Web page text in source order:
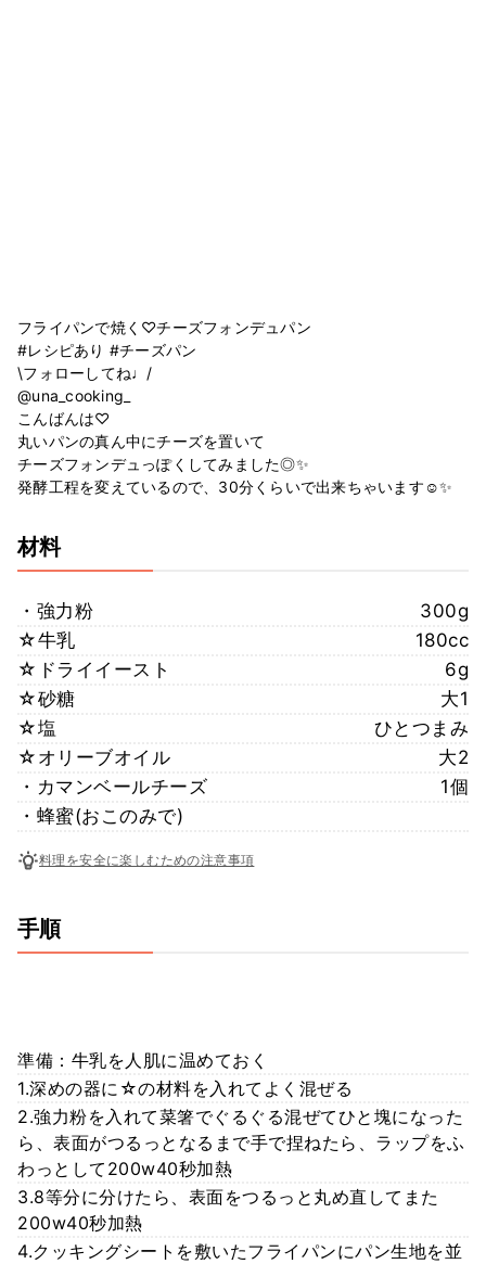
フライパンで焼く♡チーズフォンデュパン
#レシピあり #チーズパン
\フォローしてね♩/
@una_cooking_
こんばんは♡
丸いパンの真ん中にチーズを置いて
チーズフォンデュっぽくしてみました◎✨
発酵工程を変えているので、30分くらいで出来ちゃいます☺️✨
材料
・強力粉
300g
☆牛乳
180cc
☆ドライイースト
6g
☆砂糖
大1
☆塩
ひとつまみ
☆オリーブオイル
大2
・カマンベールチーズ
1個
・蜂蜜(おこのみで)
料理を安全に楽しむための注意事項
手順
準備：牛乳を人肌に温めておく
1.深めの器に☆の材料を入れてよく混ぜる
2.強力粉を入れて菜箸でぐるぐる混ぜてひと塊になった
ら、表面がつるっとなるまで手で捏ねたら、ラップをふ
わっとして200w40秒加熱
3.8等分に分けたら、表面をつるっと丸め直してまた
200w40秒加熱
4.クッキングシートを敷いたフライパンにパン生地を並